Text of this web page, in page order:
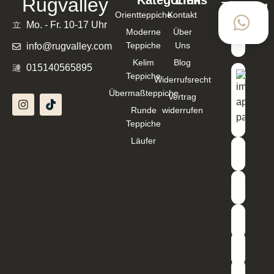
Rugvalley
Mo. - Fr. 10-17 Uhr
info@rugvalley.com
015140565895
Orientteppiche
Moderne
Teppiche
Kelim
Teppiche
Übermaßteppiche
Runde
Teppiche
Läufer
Kontakt
Über
Uns
Blog
Widerrufsrecht
Vertrag
widerrufen
Zahlung
mit